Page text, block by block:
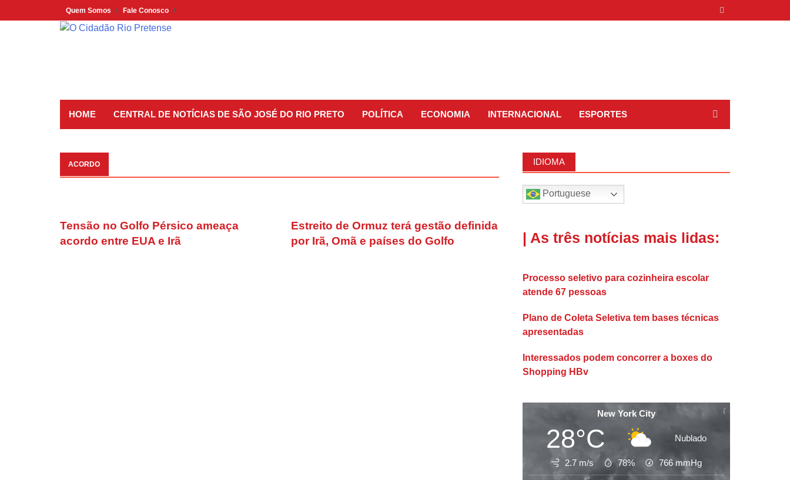
to
Quem Somos Fale Conosco
HOME CENTRAL DE NOTÍCIAS DE SÃO JOSÉ DO RIO PRETO POLÍTICA ECONOMIA INTERNACIONAL ESPORTES
ACORDO
Tensão no Golfo Pérsico ameaça
acordo entre EUA e Irã
Estreito de Ormuz terá gestão definida
por Irã, Omã e países do Golfo
IDIOMA
Portuguese
| As três notícias mais lidas:
Processo seletivo para cozinheira escolar
atende 67 pessoas
Plano de Coleta Seletiva tem bases técnicas
apresentadas
Interessados podem concorrer a boxes do
Shopping HBv
New York City
28°C Nublado
2.7 m/s 78% 766 mmHg